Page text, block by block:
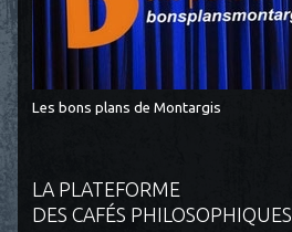
Les bons plans de Montargis
LA PLATEFORME
DES CAFÉS PHILOSOPHIQUES